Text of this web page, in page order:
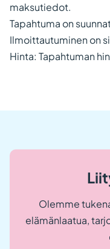
maksutiedot.
Tapahtuma on
Ilmoittautuminen on
Hinta: Tapahtuman
Olemme
elämänlaatua,